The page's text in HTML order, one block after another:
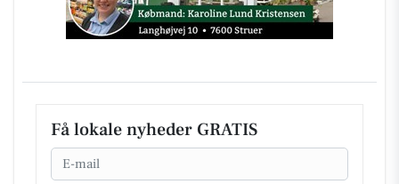
Få lokale nyheder GRATIS
Email